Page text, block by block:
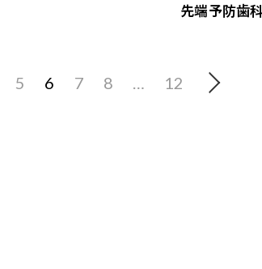
先端予防歯
5 6 7 8 12